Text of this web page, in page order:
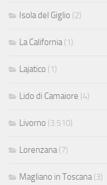
Isola del Giglio (2)
La California (1)
Lajatico (1)
Lido di Camaiore (4)
Livorno (3.510)
Lorenzana (7)
Magliano in Toscana (3)